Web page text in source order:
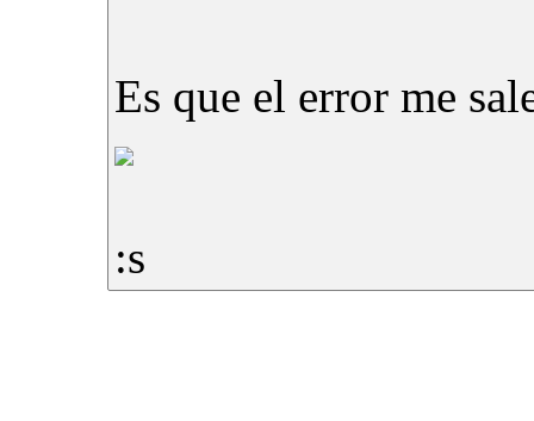
Es que el error me
:s